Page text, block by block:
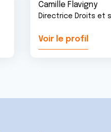
Camille Flavigny
Directrice Droits et
Voir le profil